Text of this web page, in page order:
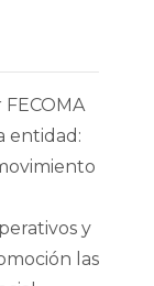
entidad:
y
las